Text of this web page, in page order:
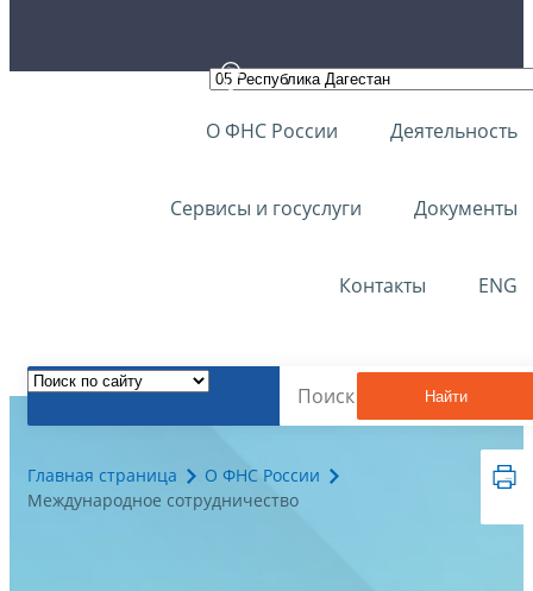
О ФНС России Деятельность
Сервисы и госуслуги Документы
Контакты ENG
Найти
Главная страница
О ФНС России
Международное сотрудничество